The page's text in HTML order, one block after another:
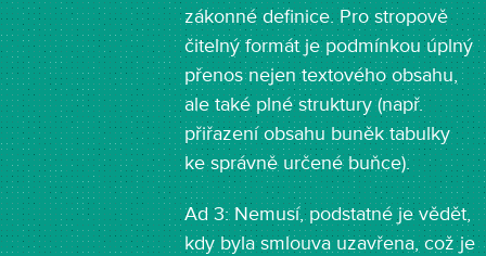
zákonné definice. Pro stropově
čitelný formát je podmínkou úplný
přenos nejen textového obsahu,
ale také plné struktury (např.
přiřazení obsahu buněk tabulky
ke správně určené buňce).
Ad 3: Nemusí, podstatné je vědět,
kdy byla smlouva uzavřena, což je